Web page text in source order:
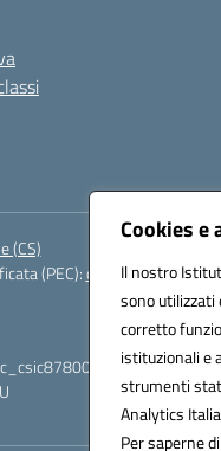
Cookies
Il nostro
sono utilizzati
corretto
istituzionali e
strumenti
Analytics
Per saperne
(CS)
(PEC):